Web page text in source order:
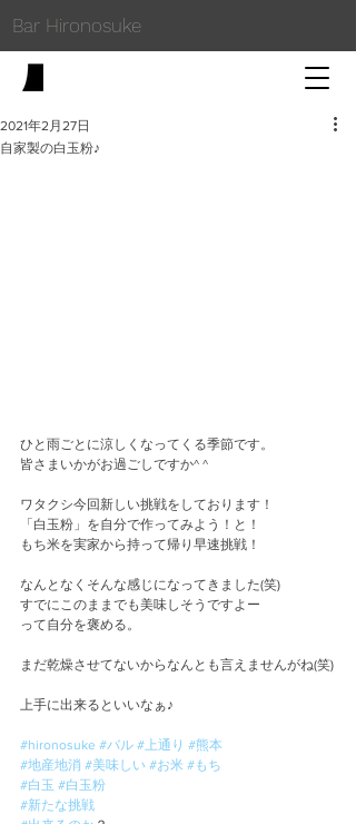
Bar Hironosuke
自家製の白玉粉♪
2021年2月27日
ひと雨ごとに涼しくなってくる季節です。
皆さまいかがお過ごしですか^ ^
ワタクシ今回新しい挑戦をしております！
「白玉粉」を自分で作ってみよう！と！
もち米を実家から持って帰り早速挑戦！
なんとなくそんな感じになってきました(笑)
すでにこのままでも美味しそうですよー
って自分を褒める。
まだ乾燥させてないからなんとも言えませんがね(笑)
上手に出来るといいなぁ♪
#hironosuke #バル #上通り #熊本
#地産地消 #美味しい #お米 #もち
#白玉 #白玉粉
#新たな挑戦